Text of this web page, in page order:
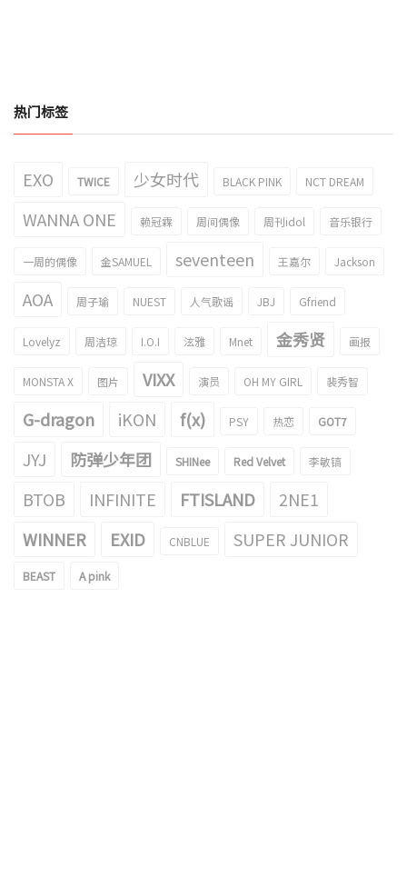
热门标签
EXO TWICE 少女时代 BLACK PINK NCT DREAM
WANNA ONE 赖冠霖 周间偶像 周刊idol 音乐银行
一周的偶像 金SAMUEL seventeen 王嘉尔 Jackson
AOA 周子瑜 NUEST 人气歌谣 JBJ Gfriend
Lovelyz 周洁琼 I.O.I 泫雅 Mnet 金秀贤 画报
MONSTA X 图片 VIXX 演员 OH MY GIRL 裴秀智
G-dragon iKON f(x) PSY 热恋 GOT7
JYJ 防弹少年团 SHINee Red Velvet 李敏镐
BTOB INFINITE FTISLAND
2NE1
WINNER
EXID CNBLUE SUPER JUNIOR
BEAST A pink